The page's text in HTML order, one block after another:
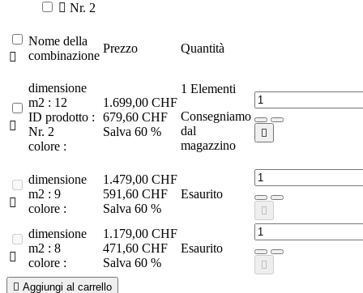
 Nr. 2

Nome della
combinazione
Prezzo Quantità

dimensione
m2 : 12
ID prodotto :
Nr. 2
colore :
1.699,00 CHF
679,60 CHF
Salva 60 %
1 Elementi
Consegniamo
dal
magazzino


dimensione
m2 : 9
colore :
1.479,00 CHF
591,60 CHF
Salva 60 %
Esaurito


dimensione
m2 : 8
colore :
1.179,00 CHF
471,60 CHF
Salva 60 %
Esaurito

 Aggiungi al carrello